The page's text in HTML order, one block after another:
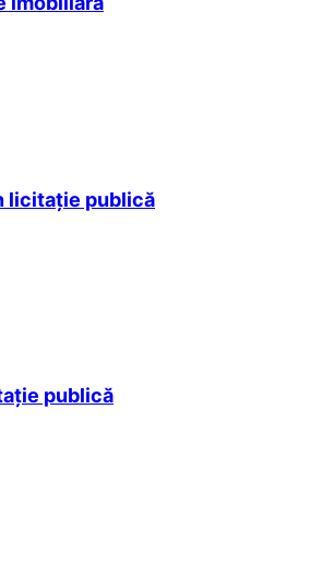
licitație publică
publică